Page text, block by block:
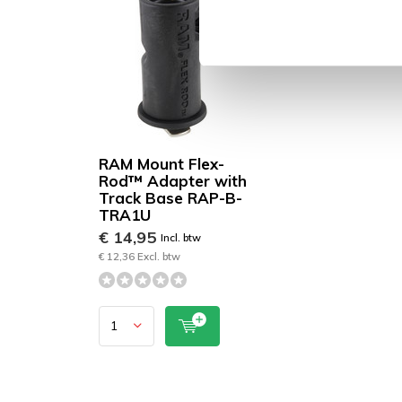
RAM Mount Flex-
Rod™ Adapter with
Track Base RAP-B-
TRA1U
€ 14,95 Incl. btw
€ 12,36 Excl. btw